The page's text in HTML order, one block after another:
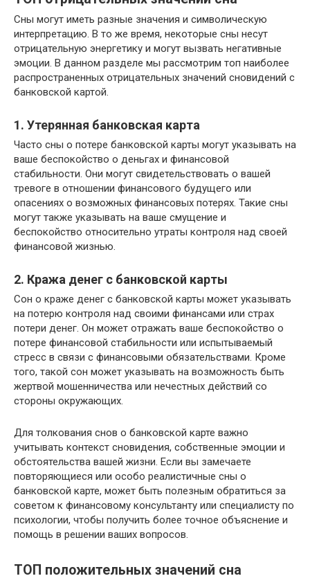
Сны могут иметь разные значения и символическую
интерпретацию. В то же время, некоторые сны несут
отрицательную энергетику и могут вызвать негативные
эмоции. В данном разделе мы рассмотрим топ наиболее
распространенных отрицательных значений сновидений с
банковской картой.
1. Утерянная банковская карта
Часто сны о потере банковской карты могут указывать на
ваше беспокойство о деньгах и финансовой
стабильности. Они могут свидетельствовать о вашей
тревоге в отношении финансового будущего или
опасениях о возможных финансовых потерях. Такие сны
могут также указывать на ваше смущение и
беспокойство относительно утраты контроля над своей
финансовой жизнью.
2. Кража денег с банковской карты
Сон о краже денег с банковской карты может указывать
на потерю контроля над своими финансами или страх
потери денег. Он может отражать ваше беспокойство о
потере финансовой стабильности или испытываемый
стресс в связи с финансовыми обязательствами. Кроме
того, такой сон может указывать на возможность быть
жертвой мошенничества или нечестных действий со
стороны окружающих.
Для толкования снов о банковской карте важно
учитывать контекст сновидения, собственные эмоции и
обстоятельства вашей жизни. Если вы замечаете
повторяющиеся или особо реалистичные сны о
банковской карте, может быть полезным обратиться за
советом к финансовому консультанту или специалисту по
психологии, чтобы получить более точное объяснение и
помощь в решении ваших вопросов.
ТОП положительных значений сна